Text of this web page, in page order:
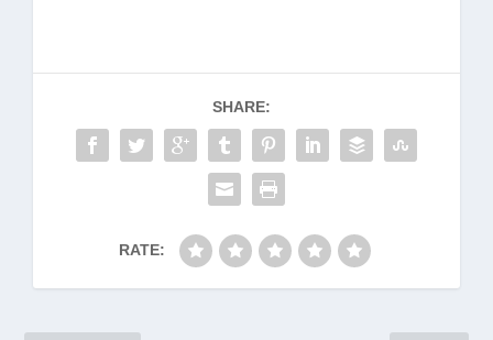
SHARE:
RATE: